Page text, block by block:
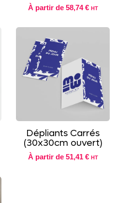
À partir de 58,74 € HT
Dépliants Carrés
(30x30cm ouvert)
À partir de 51,41 € HT